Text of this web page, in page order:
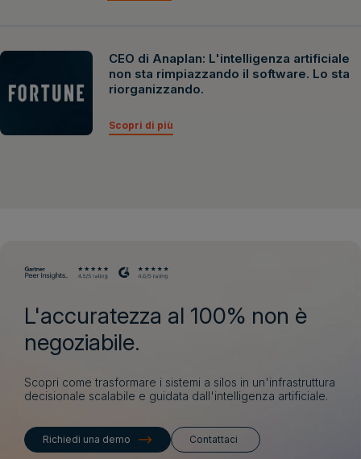
CEO di Anaplan: L'intelligenza artificiale
non sta rimpiazzando il software. Lo sta
riorganizzando.
Scopri di più
L'accuratezza al 100% non è
negoziabile.
Scopri come trasformare i sistemi a silos in un'infrastruttura
decisionale scalabile e guidata dall'intelligenza artificiale.
Richiedi una demo Contattaci